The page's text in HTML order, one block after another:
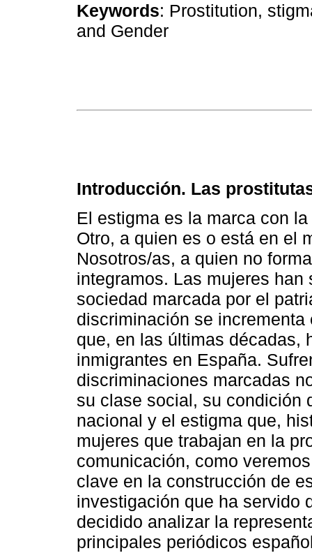
Keywords: Prostitution,
and Gender
Introducción. Las
El estigma es la marca con
Otro, a quien es o está en el
Nosotros/as, a quien no
integramos. Las mujeres
sociedad marcada por el
discriminación se
que, en las últimas décadas,
inmigrantes en España.
discriminaciones marcadas
su clase social, su condición
nacional y el estigma que,
mujeres que trabajan en la
comunicación, como
clave en la construcción de
investigación que ha servido
decidido analizar la
principales periódicos